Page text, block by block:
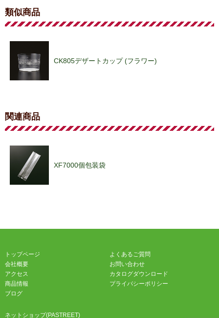
類似商品
CK805デザートカップ (フラワー)
関連商品
XF7000個包装袋
トップページ
会社概要
アクセス
商品情報
ブログ
よくあるご質問
お問い合わせ
カタログダウンロード
プライバシーポリシー
ネットショップ(PASTREET)